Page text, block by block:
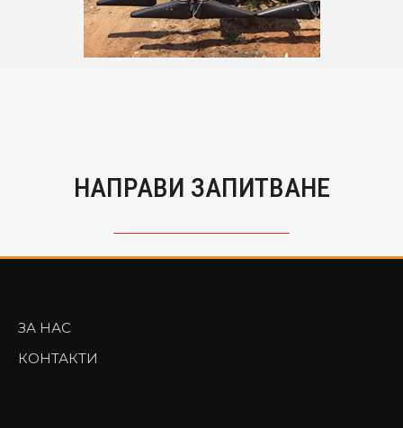
НАПРАВИ ЗАПИТВАНЕ
ЗА НАС
КОНТАКТИ